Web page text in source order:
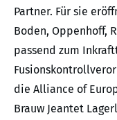
Partner. Für sie
Boden, Oppenhoff,
passend zum
die Alliance of
Brauw Jeantet